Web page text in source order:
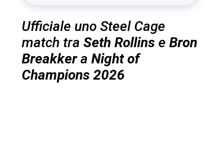
Ufficiale uno Steel Cage
match tra Seth Rollinse Bron
Breakkera Night of
Champions 2026